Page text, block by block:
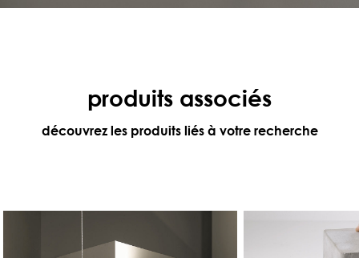
produits associés
découvrez les produits liés à votre recherche